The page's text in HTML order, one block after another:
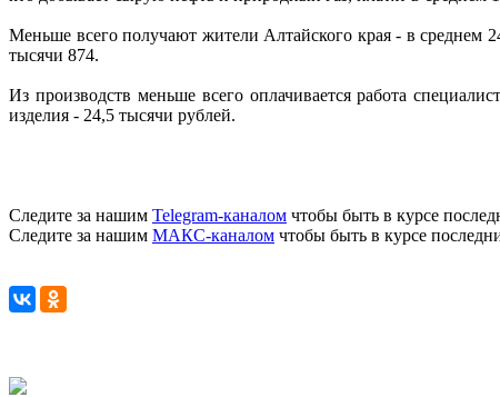
Меньше всего получают жители Алтайского края - в среднем
тысячи 874.
Из производств меньше всего оплачивается работа
изделия - 24,5 тысячи рублей.
Следите за нашим Telegram-каналом чтобы быть в курсе
Следите за нашим МАКС-каналом чтобы быть в курсе